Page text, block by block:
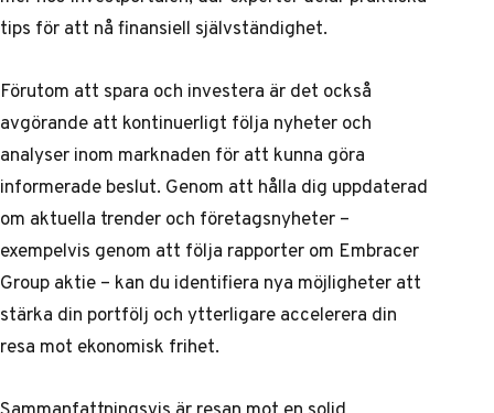
tips för att nå finansiell självständighet.
Förutom att spara och investera är det också
avgörande att kontinuerligt följa nyheter och
analyser inom marknaden för att kunna göra
informerade beslut. Genom att hålla dig uppdaterad
om aktuella trender och företagsnyheter –
exempelvis genom att följa rapporter om Embracer
Group aktie– kan du identifiera nya möjligheter att
stärka din portfölj och ytterligare accelerera din
resa mot ekonomisk frihet.